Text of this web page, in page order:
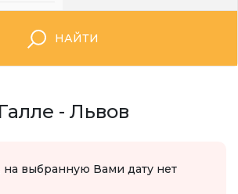
НАЙТИ
Галле - Львов
выбранную Вами дату нет